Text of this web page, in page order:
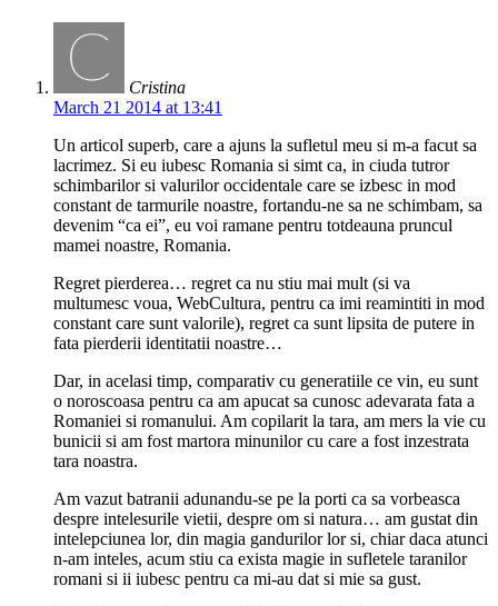
Cristina
March 21 2014 at 13:41
Un articol superb, care a ajuns la sufletul meu si m-a facut sa
lacrimez. Si eu iubesc Romania si simt ca, in ciuda tutror
schimbarilor si valurilor occidentale care se izbesc in mod
constant de tarmurile noastre, fortandu-ne sa ne schimbam, sa
devenim “ca ei”, eu voi ramane pentru totdeauna pruncul
mamei noastre, Romania.
Regret pierderea… regret ca nu stiu mai mult (si va
multumesc voua, WebCultura, pentru ca imi reamintiti in mod
constant care sunt valorile), regret ca sunt lipsita de putere in
fata pierderii identitatii noastre…
Dar, in acelasi timp, comparativ cu generatiile ce vin, eu sunt
o noroscoasa pentru ca am apucat sa cunosc adevarata fata a
Romaniei si romanului. Am copilarit la tara, am mers la vie cu
bunicii si am fost martora minunilor cu care a fost inzestrata
tara noastra.
Am vazut batranii adunandu-se pe la porti ca sa vorbeasca
despre intelesurile vietii, despre om si natura… am gustat din
intelepciunea lor, din magia gandurilor lor si, chiar daca atunci
n-am inteles, acum stiu ca exista magie in sufletele taranilor
romani si ii iubesc pentru ca mi-au dat si mie sa gust.